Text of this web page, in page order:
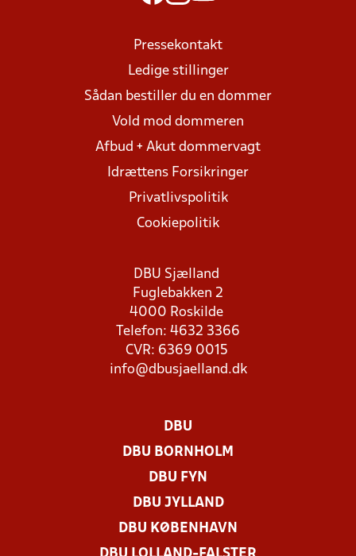
Pressekontakt
Ledige stillinger
Sådan bestiller du en dommer
Vold mod dommeren
Afbud + Akut dommervagt
Idrættens Forsikringer
Privatlivspolitik
Cookiepolitik
DBU Sjælland
Fuglebakken 2
4000 Roskilde
Telefon: 4632 3366
CVR: 6369 0015
info@dbusjaelland.dk
DBU
DBU BORNHOLM
DBU FYN
DBU JYLLAND
DBU KØBENHAVN